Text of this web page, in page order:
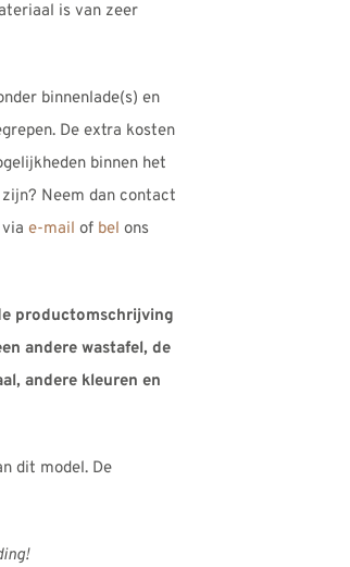
is van zeer
binnenlade(s) en
De extra kosten
binnen het
Neem dan contact
e-mail of bel ons
productomschrijving
andere wastafel, de
andere kleuren en
dit model. De